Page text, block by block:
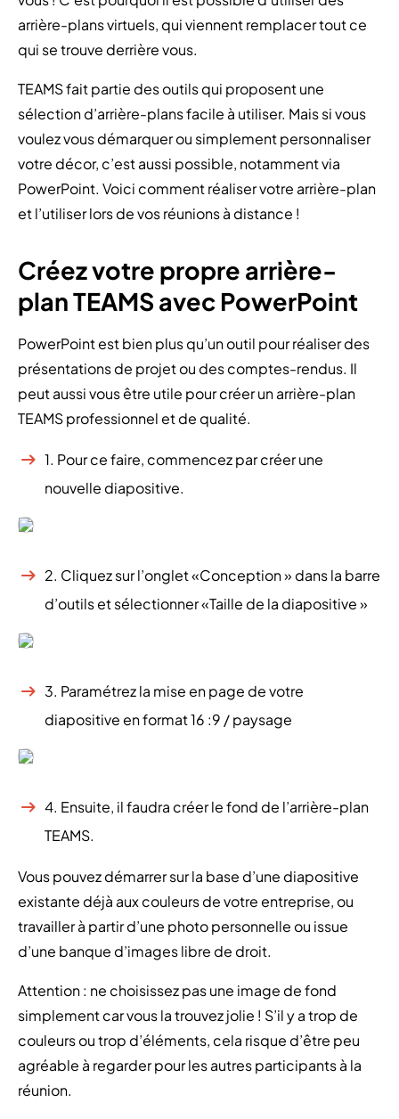
arrière-plans virtuels, qui viennent remplacer tout ce
qui se trouve derrière vous.
TEAMS fait partie des outils qui proposent une
sélection d’arrière-plans facile à utiliser. Mais si vous
voulez vous démarquer ou simplement personnaliser
votre décor, c’est aussi possible, notamment via
PowerPoint. Voici comment réaliser votre arrière-plan
et l’utiliser lors de vos réunions à distance !
Créez votre propre arrière-
plan TEAMS avec PowerPoint
PowerPoint est bien plus qu’un outil pour réaliser des
présentations de projet ou des comptes-rendus. Il
peut aussi vous être utile pour créer un arrière-plan
TEAMS professionnel et de qualité.
1. Pour ce faire, commencez par créer une
nouvelle diapositive.
2. Cliquez sur l’onglet «Conception » dans la barre
d’outils et sélectionner «Taille de la diapositive »
3. Paramétrez la mise en page de votre
diapositive en format 16 :9 / paysage
4. Ensuite, il faudra créer le fond de l’arrière-plan
TEAMS.
Vous pouvez démarrer sur la base d’une diapositive
existante déjà aux couleurs de votre entreprise, ou
travailler à partir d’une photo personnelle ou issue
d’une banque d’images libre de droit.
Attention : ne choisissez pas une image de fond
simplement car vous la trouvez jolie ! S’il y a trop de
couleurs ou trop d’éléments, cela risque d’être peu
agréable à regarder pour les autres participants à la
réunion.